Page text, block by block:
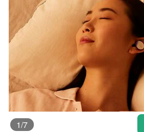
1/7